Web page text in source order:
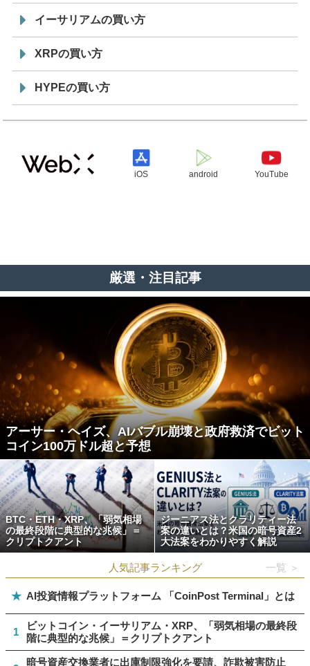
イーサリアムの買い方
XRPの買い方
HYPEの買い方
iOS android YouTube
厳選・注目記事
アーサー・ヘイズ、AIバブル崩壊と政府救済でビット
コイン100万ドル超と予想
BTC・ETH・XRP、「弱気相場
の最終段階に典型的な兆候」＝
クリプトクアント
ジーニアス法とクラリティー法
案の違いとは？米国の暗号資産2
大法案をわかりやすく解説
人気記事ランキング 一覧 ＞
★ AI投資情報プラットフォーム 「CoinPost Terminal」とは
1
ビットコイン・イーサリアム・XRP、「弱気相場の最終段
階に典型的な兆候」＝クリプトクアント
暗号資産交換業者に出庫制限強化を要請、詐欺被害防止